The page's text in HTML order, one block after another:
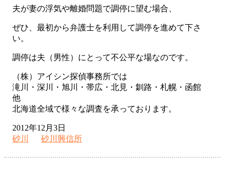
夫が妻の浮気や離婚問題で調停に望む場合、
ぜひ、最初から弁護士を利用して調停を進めて下さ
い。
調停は夫（男性）にとって不公平な場なのです。
（株）アイシン探偵事務所では
滝川・深川・旭川・帯広・北見・釧路・札幌・函館
他
北海道全域で様々な調査を承っております。
2012年12月3日
砂川
砂川興信所